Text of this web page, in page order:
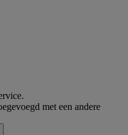
met een andere